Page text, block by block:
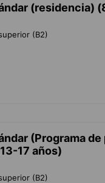
(residencia)
(B2)
(Programa
17 años)
(B2)